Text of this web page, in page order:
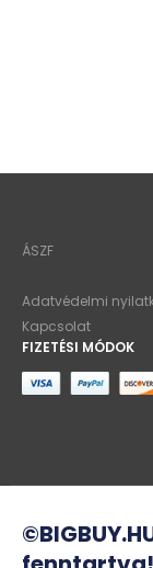
ÁSZF
Adatvédelmi
Kapcsolat
FIZETÉSI MÓDOK